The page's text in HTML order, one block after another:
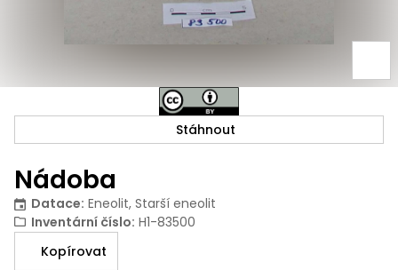
Nádoba
Datace: Eneolit, Starší eneolit
Inventární číslo: H1-83500
Kopírovat
Stáhnout